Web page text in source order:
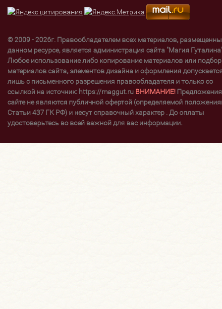
© 2009 - 2026г. Правообладателем всех материалов,
данном ресурсе, является администрация сайта "Магия
Любое использование либо копирование материалов или
материалов сайта, элементов дизайна и оформления
лишь с письменного разрешения правообладателя и только со
ссылкой на источник: https://maggut.ru ВНИМАНИЕ!
сайте не являются публичной офертой (определяемой
Статьи 437 ГК РФ) и несут справочный характер . До оплаты
удостоверьтесь во всей важной для вас информации.